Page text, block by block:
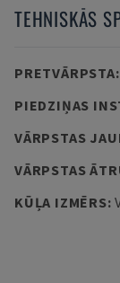
TEHNISKĀS
PRETVĀRPSTA:
PIEDZIŅAS
VĀRPSTAS
VĀRPSTAS
KŪĻA IZMĒRS: